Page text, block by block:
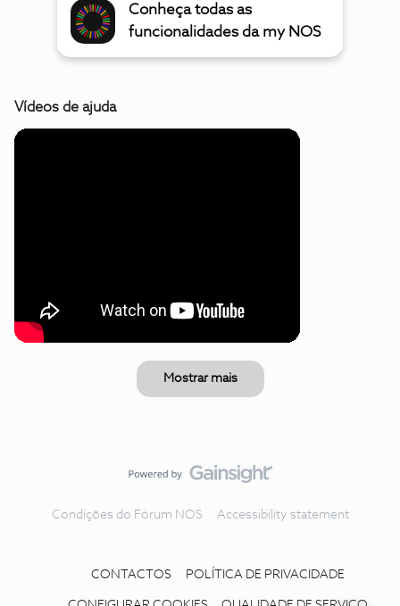
Conheça todas as
funcionalidades da my NOS
Vídeos de ajuda
Mostrar mais
Condições do Fórum NOS Accessibility statement
CONTACTOS POLÍTICA DE PRIVACIDADE